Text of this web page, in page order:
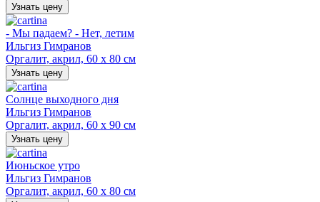
Узнать цену
- Мы падаем? - Нет, летим
Ильгиз Гимранов
Оргалит, акрил, 60 х 80 см
Узнать цену
Солнце выходного дня
Ильгиз Гимранов
Оргалит, акрил, 60 х 90 см
Узнать цену
Июньское утро
Ильгиз Гимранов
Оргалит, акрил, 60 х 80 см